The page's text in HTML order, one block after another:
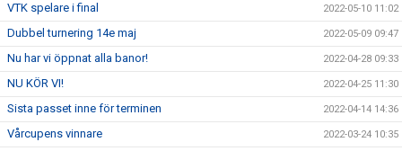
VTK spelare i final 2022-05-10 11:02
Dubbel turnering 14e maj 2022-05-09 09:47
Nu har vi öppnat alla banor! 2022-04-28 09:33
NU KÖR VI! 2022-04-25 11:30
Sista passet inne för terminen 2022-04-14 14:36
Vårcupens vinnare 2022-03-24 10:35